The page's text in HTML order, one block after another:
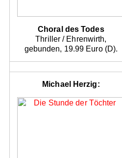
Choral des Todes
Thriller / Ehrenwirth,
gebunden, 19.99 Euro (D).
Michael Herzig: